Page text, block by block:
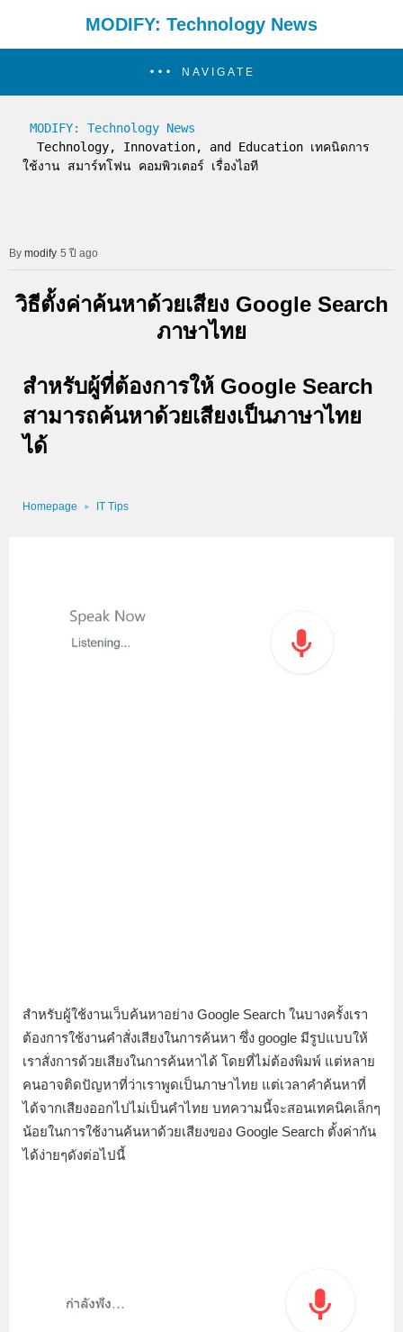
MODIFY: Technology News
NAVIGATE
MODIFY: Technology News
ใช้งาน สมาร์ทโฟน คอมพิวเตอร์ เรื่องไอที
modify 5 ปี ago
วิธีตั้งค่าค้นหาด้วยเสียง Google Search
ภาษาไทย
สำหรับผู้ที่ต้องการให้ Google Search
สามารถค้นหาด้วยเสียงเป็นภาษาไทย
ได้
Homepage IT Tips
สำหรับผู้ใช้งานเว็บค้นหาอย่าง Google Search ในบางครั้งเรา
ต้องการใช้งานคำสั่งเสียงในการค้นหา ซึ่ง google มีรูปแบบให้
เราสั่งการด้วยเสียงในการค้นหาได้ โดยที่ไม่ต้องพิมพ์ แต่หลาย
คนอาจติดปัญหาที่ว่าเราพูดเป็นภาษาไทย แต่เวลาคำค้นหาที่
ได้จากเสียงออกไปไม่เป็นคำไทย บทความนี้จะสอนเทคนิคเล็กๆ
น้อยในการใช้งานค้นหาด้วยเสียงของ Google Search ตั้งค่ากัน
ได้ง่ายๆดังต่อไปนี้